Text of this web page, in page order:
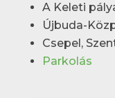
A Keleti
Újbuda-
Csepel,
Parkolás